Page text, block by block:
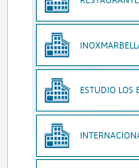
ESTUDIO LOS